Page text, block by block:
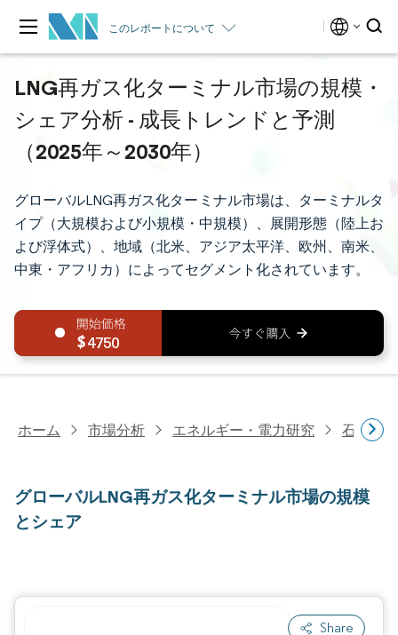
このレポートについて
LNG再ガス化ターミナル市場の規模・
シェア分析 - 成長トレンドと予測
（2025年～2030年）
グローバルLNG再ガス化ターミナル市場は、ターミナルタ
イプ（大規模および小規模・中規模）、展開形態（陸上お
よび浮体式）、地域（北米、アジア太平洋、欧州、南米、
中東・アフリカ）によってセグメント化されています。
4750
ホーム 市場分析 エネルギー・電力研究 石油・
グローバルLNG再ガス化ターミナル市場の規模
とシェア
Share